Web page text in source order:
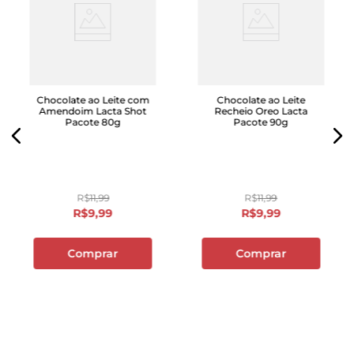
Chocolate ao Leite com
Amendoim Lacta Shot
Pacote 80g
R$11,99
R$9,99
Comprar
Chocolate ao Leite
Recheio Oreo Lacta
Pacote 90g
R$11,99
R$9,99
Comprar